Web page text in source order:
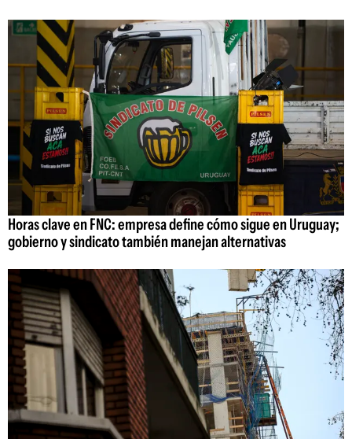
Horas clave en FNC: empresa define cómo sigue en Uruguay;
gobierno y sindicato también manejan alternativas